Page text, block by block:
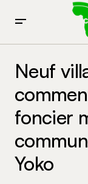
Neuf
foncier
Yoko